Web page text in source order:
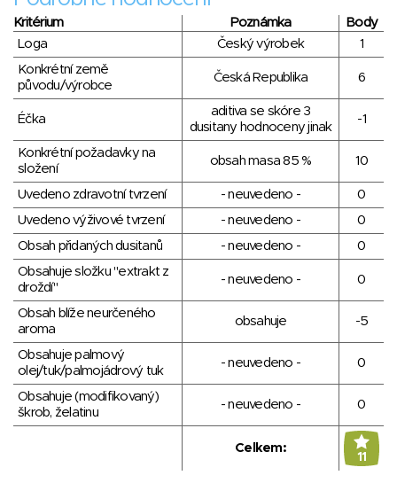
Kritérium Poznámka
Body
Loga
Český výrobek
1
Konkrétní země
původu/výrobce
Česká Republika 6
Éčka
aditiva se skóre 3
dusitany hodnoceny jinak
-1
Konkrétní požadavky na
složení
obsah masa 85 % 10
Uvedeno zdravotní tvrzení - neuvedeno -
0
Uvedeno výživové tvrzení
- neuvedeno -
0
Obsah přidaných dusitanů
- neuvedeno -
0
Obsahuje složku "extrakt z
droždí"
- neuvedeno - 0
Obsah blíže neurčeného
aroma
obsahuje -5
Obsahuje palmový
olej/tuk/palmojádrový tuk
- neuvedeno - 0
Obsahuje (modifikovaný)
škrob, želatinu
- neuvedeno - 0
Celkem:
11